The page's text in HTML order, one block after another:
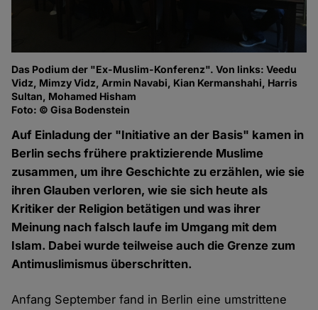
Das Podium der "Ex-Muslim-Konferenz". Von links: Veedu
Vidz, Mimzy Vidz, Armin Navabi, Kian Kermanshahi, Harris
Sultan, Mohamed Hisham
Foto: © Gisa Bodenstein
Auf Einladung der "Initiative an der Basis" kamen in
Berlin sechs frühere praktizierende Muslime
zusammen, um ihre Geschichte zu erzählen, wie sie
ihren Glauben verloren, wie sie sich heute als
Kritiker der Religion betätigen und was ihrer
Meinung nach falsch laufe im Umgang mit dem
Islam. Dabei wurde teilweise auch die Grenze zum
Antimuslimismus überschritten.
Anfang September fand in Berlin eine umstrittene